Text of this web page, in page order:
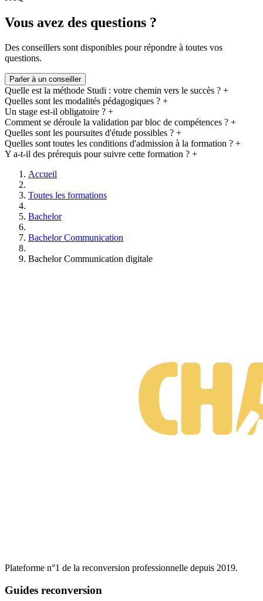
alternance, entreprise etc.) et des plans de paiement flexibles (jusqu'à
36 mois), Studi offre des
formations accessibles à tous
Vous avez des questions ?
Des conseillers sont disponibles pour répondre à toutes vos
questions.
Parler à un conseiller
Quelle est la méthode Studi : votre chemin vers le succès ? +
Quelles sont les modalités pédagogiques ? +
Un stage est-il obligatoire ? +
Comment se déroule la validation par bloc de compétences ? +
Quelles sont les poursuites d'étude possibles ? +
Quelles sont toutes les conditions d'admission à la formation ? +
Y a-t-il des prérequis pour suivre cette formation ? +
Accueil
Toutes les formations
Bachelor
Bachelor Communication
Bachelor Communication digitale
Plateforme n°1 de la reconversion professionnelle depuis 2019.
Guides reconversion